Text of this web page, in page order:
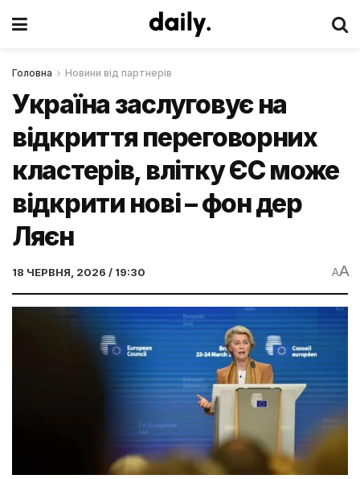
Головна Новини від партнерів
Україна заслуговує на
відкриття переговорних
кластерів, влітку ЄС може
відкрити нові – фон дер
Ляєн
18 ЧЕРВНЯ, 2026 / 19:30 AA